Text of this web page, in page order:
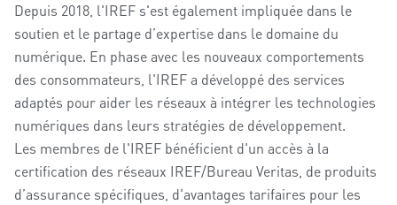
Depuis 2018, l'IREF s'est également impliquée dans le
soutien et le partage d’expertise dans le domaine du
numérique. En phase avec les nouveaux comportements
des consommateurs, l'IREF a développé des services
adaptés pour aider les réseaux à intégrer les technologies
numériques dans leurs stratégies de développement.
Les membres de l'IREF bénéficient d'un accès à la
certification des réseaux IREF/Bureau Veritas, de produits
d’assurance spécifiques, d'avantages tarifaires pour les